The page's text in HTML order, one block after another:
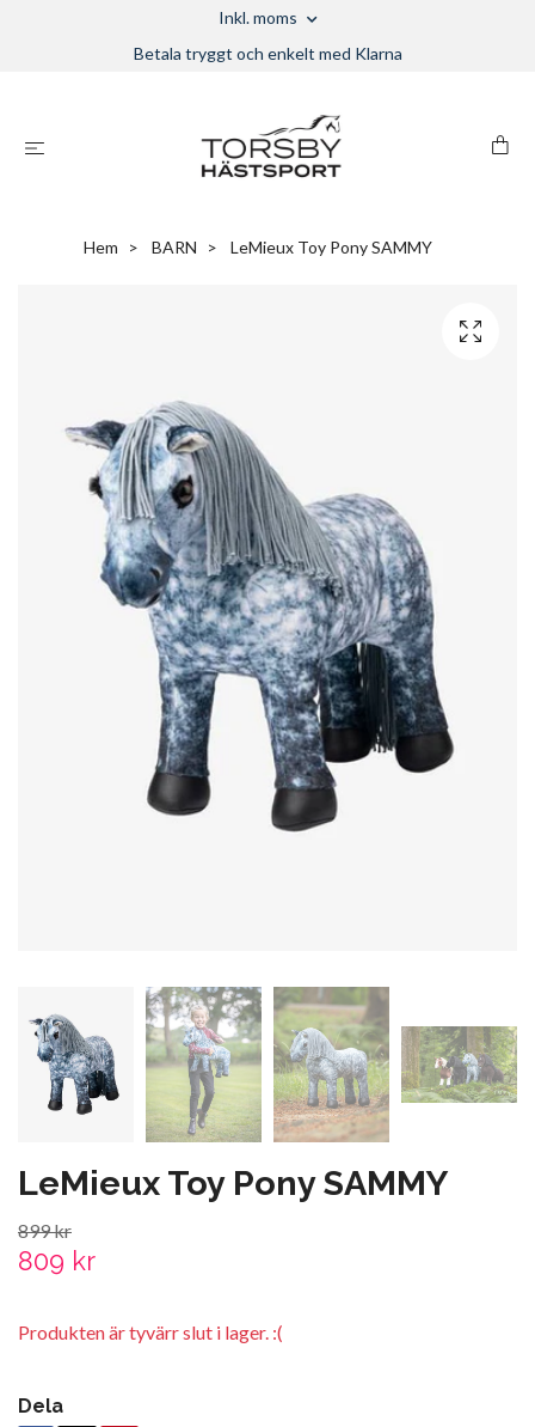
Inkl. moms
Betala tryggt och enkelt med Klarna
Hem BARN LeMieux Toy Pony SAMMY
LeMieux Toy Pony SAMMY
899 kr
809 kr
Produkten är tyvärr slut i lager. :(
Dela